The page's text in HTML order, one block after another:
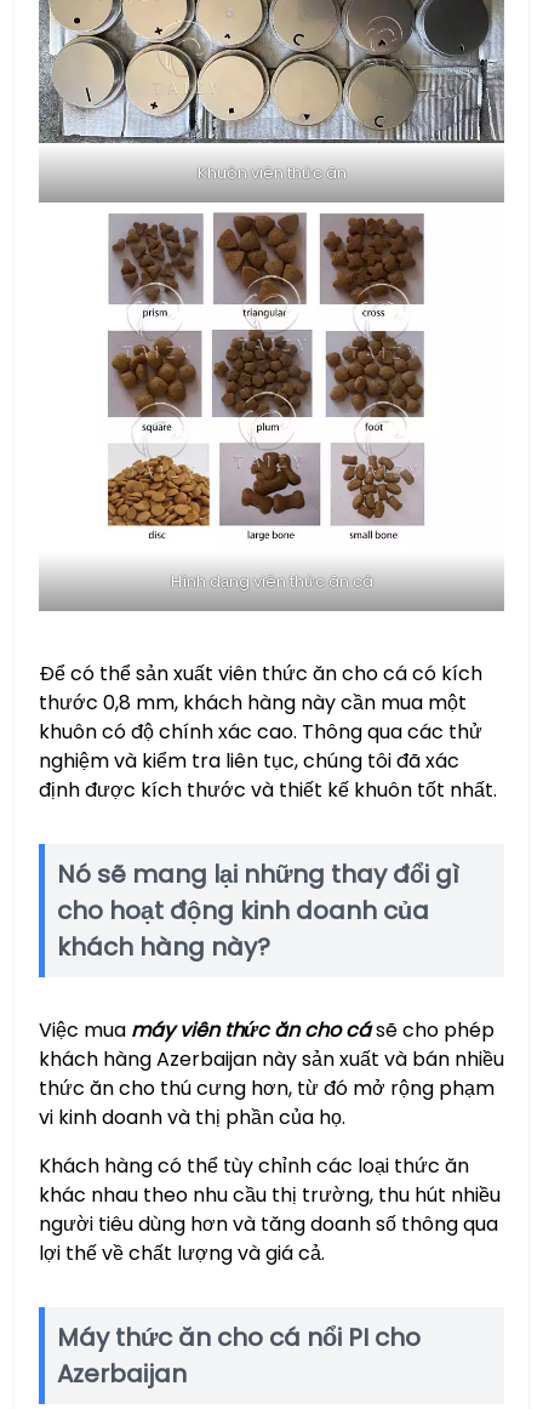
Khuôn viên thức ăn
Hình dạng viên thức ăn cá
Để có thể sản xuất viên thức ăn cho cá có kích
thước 0,8 mm, khách hàng này cần mua một
khuôn có độ chính xác cao. Thông qua các thử
nghiệm và kiểm tra liên tục, chúng tôi đã xác
định được kích thước và thiết kế khuôn tốt nhất.
Nó sẽ mang lại những thay đổi gì
cho hoạt động kinh doanh của
khách hàng này?
Việc mua máy viên thức ăn cho cásẽ cho phép
khách hàng Azerbaijan này sản xuất và bán nhiều
thức ăn cho thú cưng hơn, từ đó mở rộng phạm
vi kinh doanh và thị phần của họ.
Khách hàng có thể tùy chỉnh các loại thức ăn
khác nhau theo nhu cầu thị trường, thu hút nhiều
người tiêu dùng hơn và tăng doanh số thông qua
lợi thế về chất lượng và giá cả.
Máy thức ăn cho cá nổi PI cho
Azerbaijan